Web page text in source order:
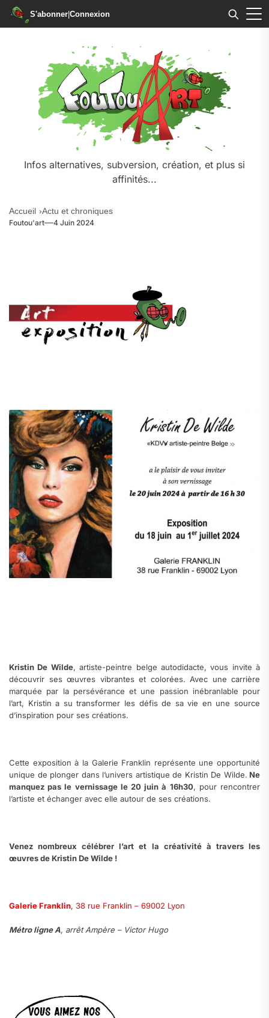
S'abonner|Connexion
Infos alternatives, subversion, création, et plus si
affinités...
Accueil Actu et chroniques
Foutou'art 4 Juin 2024
Kristin De Wilde, artiste-peintre belge autodidacte, vous invite à
découvrir ses œuvres vibrantes et colorées. Avec une carrière
marquée par la persévérance et une passion inébranlable pour
l’art, Kristin a su transformer les défis de sa vie en une source
d’inspiration pour ses créations.
Cette exposition à la Galerie Franklin représente une opportunité
unique de plonger dans l’univers artistique de Kristin De Wilde. Ne
manquez pas le vernissage le 20 juin à 16h30, pour rencontrer
l’artiste et échanger avec elle autour de ses créations.
Venez nombreux célébrer l’art et la créativité à travers les
œuvres de Kristin De Wilde !
Galerie Franklin, 38 rue Franklin – 69002 Lyon
Métro ligne A, arrêt Ampère – Victor Hugo